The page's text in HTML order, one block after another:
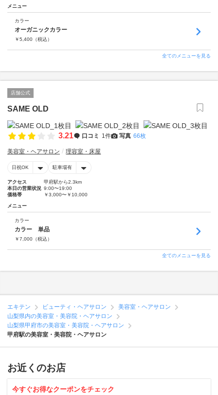
メニュー
カラー
オーガニックカラー
￥5,400 （税込）
全てのメニューを見る
店舗公式
SAME OLD
3.21 口コミ 1件 写真 66枚
美容室・ヘアサロン 理容室・床屋
日祝OK 駐車場有
アクセス
甲府駅から2.3km
本日の営業状況 9:00〜19:00
価格帯
￥3,000〜￥10,000
メニュー
カラー
カラー 単品
￥7,000 （税込）
全てのメニューを見る
エキテン ビューティ・ヘアサロン
美容室・ヘアサロン
山梨県内の美容室・美容院・ヘアサロン
山梨県甲府市の美容室・美容院・ヘアサロン
甲府駅の美容室・美容院・ヘアサロン
お近くのお店
今すぐお得なクーポンをチェック